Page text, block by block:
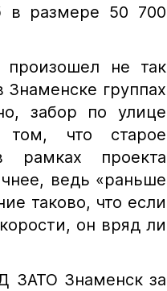
в размере 50 700
произошел не так
группах
забор по улице
что старое
рамках проекта
ведь «раньше
таково, что если
он вряд ли
ЗАТО Знаменск за